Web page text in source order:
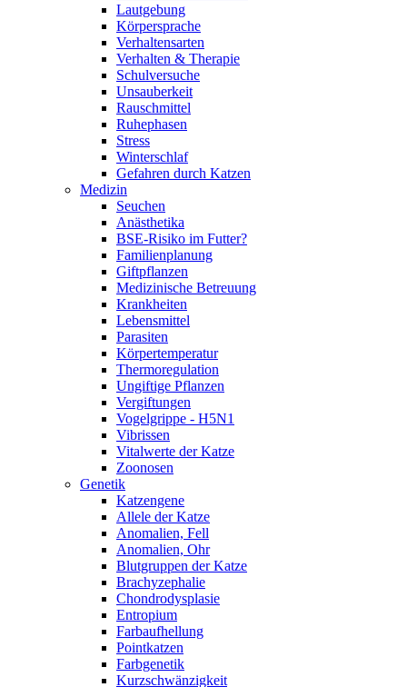
Lautgebung
Körpersprache
Verhaltensarten
Verhalten & Therapie
Schulversuche
Unsauberkeit
Rauschmittel
Ruhephasen
Stress
Winterschlaf
Gefahren durch Katzen
Medizin
Seuchen
Anästhetika
BSE-Risiko im Futter?
Familienplanung
Giftpflanzen
Medizinische Betreuung
Krankheiten
Lebensmittel
Parasiten
Körpertemperatur
Thermoregulation
Ungiftige Pflanzen
Vergiftungen
Vogelgrippe - H5N1
Vibrissen
Vitalwerte der Katze
Zoonosen
Genetik
Katzengene
Allele der Katze
Anomalien, Fell
Anomalien, Ohr
Blutgruppen der Katze
Brachyzephalie
Chondrodysplasie
Entropium
Farbaufhellung
Pointkatzen
Farbgenetik
Kurzschwänzigkeit